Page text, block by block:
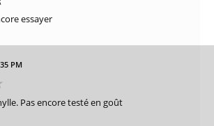
essayer
PM
Pas encore testé en goût